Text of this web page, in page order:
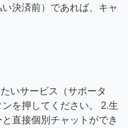
決済前）であれば、キャ
いサービス（サポータ
を押してください。 2.生
直接個別チャットができ